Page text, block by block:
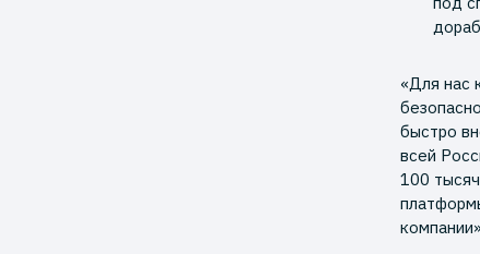
«Для нас
быстро
всей
100